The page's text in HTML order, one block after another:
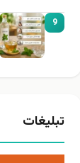
9
تبلیغات